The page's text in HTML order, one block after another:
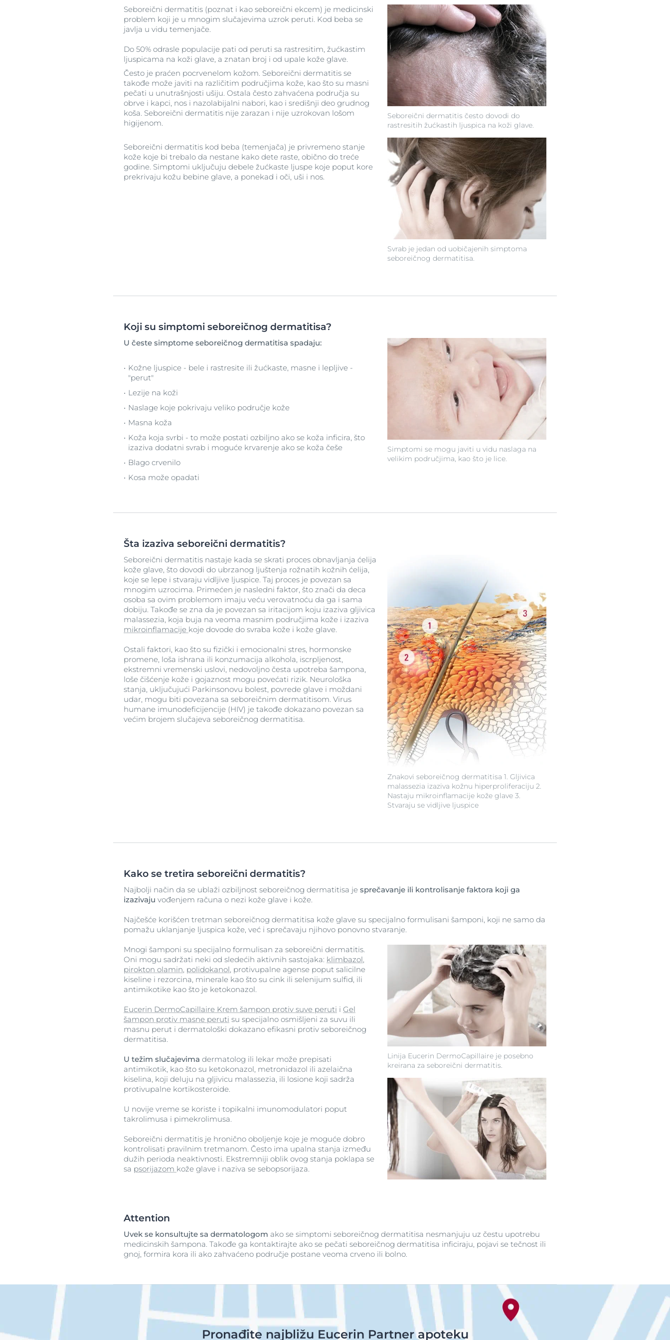
Seboreični dermatitis često dovodi do
rastresitih žućkastih ljuspica na koži glave.
Svrab je jedan od uobičajenih simptoma
seboreičnog dermatitisa.
Seboreični dermatitis (poznat i kao seboreični ekcem) je medicinski
problem koji je u mnogim slučajevima uzrok peruti. Kod beba se
javlja u vidu temenjače.
Do 50% odrasle populacije pati od peruti sa rastresitim, žućkastim
ljuspicama na koži glave, a znatan broj i od upale kože glave.
Često je praćen pocrvenelom kožom. Seboreični dermatitis se
takođe može javiti na različitim područjima kože, kao što su masni
pečati u unutrašnjosti ušiju. Ostala često zahvaćena područja su
obrve i kapci, nos i nazolabijalni nabori, kao i središnji deo grudnog
koša. Seboreični dermatitis nije zarazan i nije uzrokovan lošom
higijenom.
Seboreični dermatitis kod beba (temenjača) je privremeno stanje
kože koje bi trebalo da nestane kako dete raste, obično do treće
godine. Simptomi uključuju debele žućkaste ljuspe koje poput kore
prekrivaju kožu bebine glave, a ponekad i oči, uši i nos.
Koji su simptomi seboreičnog dermatitisa?
Simptomi se mogu javiti u vidu naslaga na
velikim područjima, kao što je lice.
U česte simptome seboreičnog dermatitisa spadaju:
Kožne ljuspice - bele i rastresite ili žućkaste, masne i lepljive -
"perut"
Lezije na koži
Naslage koje pokrivaju veliko područje kože
Masna koža
Koža koja svrbi - to može postati ozbiljno ako se koža inficira, što
izaziva dodatni svrab i moguće krvarenje ako se koža češe
Blago crvenilo
Kosa može opadati
Šta izaziva seboreični dermatitis?
Znakovi seboreičnog dermatitisa 1. Gljivica
malassezia izaziva kožnu hiperproliferaciju 2.
Nastaju mikroinflamacije kože glave 3.
Stvaraju se vidljive ljuspice
Seboreični dermatitis nastaje kada se skrati proces obnavljanja ćelija
kože glave, što dovodi do ubrzanog ljuštenja rožnatih kožnih ćelija,
koje se lepe i stvaraju vidljive ljuspice. Taj proces je povezan sa
mnogim uzrocima. Primećen je nasledni faktor, što znači da deca
osoba sa ovim problemom imaju veću verovatnoću da ga i sama
dobiju. Takođe se zna da je povezan sa iritacijom koju izaziva gljivica
malassezia, koja buja na veoma masnim područjima kože i izaziva
mikroinflamacije koje dovode do svraba kože i kože glave.
Ostali faktori, kao što su fizički i emocionalni stres, hormonske
promene, loša ishrana ili konzumacija alkohola, iscrpljenost,
ekstremni vremenski uslovi, nedovoljno česta upotreba šampona,
loše čišćenje kože i gojaznost mogu povećati rizik. Neurološka
stanja, uključujući Parkinsonovu bolest, povrede glave i moždani
udar, mogu biti povezana sa seboreičnim dermatitisom. Virus
humane imunodeficijencije (HIV) je takođe dokazano povezan sa
većim brojem slučajeva seboreičnog dermatitisa.
Kako se tretira seboreični dermatitis?
Najbolji način da se ublaži ozbiljnost seboreičnog dermatitisa je sprečavanje ili kontrolisanje faktora koji ga
izazivaju vođenjem računa o nezi kože glave i kože.
Najčešće korišćen tretman seboreičnog dermatitisa kože glave su specijalno formulisani šamponi, koji ne samo da
pomažu uklanjanje ljuspica kože, već i sprečavaju njihovo ponovno stvaranje.
Linija Eucerin DermoCapillaire je posebno
kreirana za seboreični dermatitis.
Mnogi šamponi su specijalno formulisan za seboreični dermatitis.
Oni mogu sadržati neki od sledećih aktivnih sastojaka: klimbazol
pirokton olamin polidokanol , protivupalne agense poput salicilne
kiseline i rezorcina, minerale kao što su cink ili selenijum sulfid, ili
antimikotike kao što je ketokonazol.
Eucerin DermoCapillaire Krem šampon protiv suve peruti i Gel
šampon protiv masne peruti su specijalno osmišljeni za suvu ili
masnu perut i dermatološki dokazano efikasni protiv seboreičnog
dermatitisa.
U težim slučajevima dermatolog ili lekar može prepisati
antimikotik, kao što su ketokonazol, metronidazol ili azelaična
kiselina, koji deluju na gljivicu malassezia, ili losione koji sadrža
protivupalne kortikosteroide.
U novije vreme se koriste i topikalni imunomodulatori poput
takrolimusa i pimekrolimusa.
Seboreični dermatitis je hronično oboljenje koje je moguće dobro
kontrolisati pravilnim tretmanom. Često ima upalna stanja između
dužih perioda neaktivnosti. Ekstremniji oblik ovog stanja poklapa se
sa psorijazom kože glave i naziva se sebopsorijaza.
Attention
Uvek se konsultujte sa dermatologom ako se simptomi seboreičnog dermatitisa nesmanjuju uz čestu upotrebu
medicinskih šampona. Takođe ga kontaktirajte ako se pečati seboreičnog dermatitisa inficiraju, pojavi se tečnost ili
gnoj, formira kora ili ako zahvaćeno područje postane veoma crveno ili bolno.
Pronađite najbližu Eucerin Partner apoteku